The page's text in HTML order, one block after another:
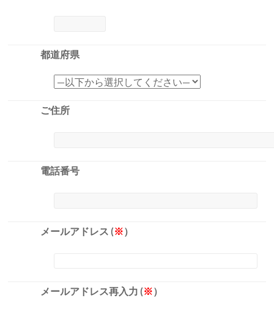
都道府県
ご住所
電話番号
メールアドレス (※）
メールアドレス再入力 (※）